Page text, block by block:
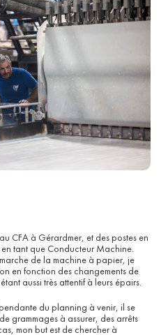
CFA à Gérardmer, et des postes en
en tant que Conducteur Machine.
de la machine à papier, je
en fonction des changements de
aussi très attentif à leurs épairs.
du planning à venir, il se
grammages à assurer, des arrêts
mon but est de chercher à